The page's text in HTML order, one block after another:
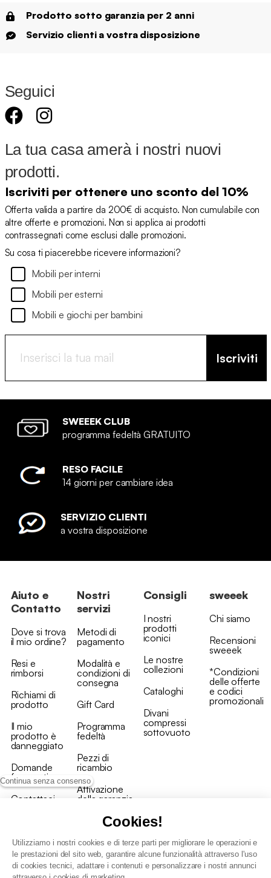
Continua senza consenso
Cookies!
Utilizziamo i nostri cookies e di terze parti per migliorare le operazioni e
le prestazioni del sito web, garantire alcune funzionalità attraverso l'uso
di cookies tecnici, adattare i contenuti e personalizzare i nostri annunci
Prodotto sotto garanzia per 2 anni
Servizio clienti a vostra disposizione
Seguici
La tua casa amerà i nostri nuovi
prodotti.
Iscriviti per ottenere uno sconto del 10%
Offerta valida a partire da 200€ di acquisto. Non cumulabile con
altre offerte e promozioni. Non si applica ai prodotti
contrassegnati come esclusi dalle promozioni.
Su cosa ti piacerebbe ricevere informazioni?
Mobili per interni
Mobili per esterni
Mobili e giochi per bambini
Iscriviti
SWEEEK CLUB
programma fedeltà GRATUITO
RESO FACILE
14 giorni per cambiare idea
SERVIZIO CLIENTI
a vostra disposizione
Aiuto e
Contatto
Dove si trova
il mio ordine?
Resi e
rimborsi
Richiami di
prodotto
Il mio
prodotto è
danneggiato
Domande
frequenti
Contattaci
Nostri
servizi
Metodi di
pagamento
Modalità e
condizioni di
consegna
Gift Card
Programma
fedeltà
Pezzi di
ricambio
Attivazione
della garanzia
Consigli
I nostri
prodotti
iconici
Le nostre
collezioni
Cataloghi
Divani
compressi
sottovuoto
sweeek
Chi siamo
Recensioni
sweeek
*Condizioni
delle offerte
e codici
promozionali
Condizioni generali vendita